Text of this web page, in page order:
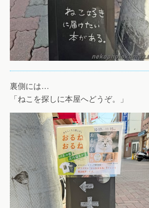
裏側には…
「ねこを探しに本屋へどうぞ。」